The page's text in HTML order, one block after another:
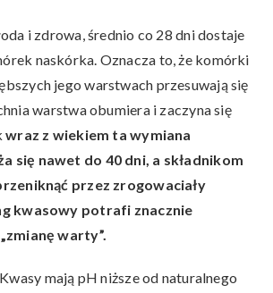
i zdrowa, średnio co 28 dni dostaje
naskórka. Oznacza to, że komórki
jego warstwach przesuwają się
warstwa obumiera i zaczyna się
wraz z wiekiem ta wymiana
się nawet do 40 dni, a składnikom
przez zrogowaciały
kwasowy potrafi znacznie
warty”.
mają pH niższe od naturalnego